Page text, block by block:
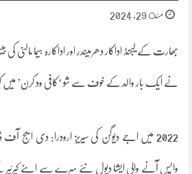
مئ 29, 2024
بھارت کے لیجنڈ اداکار دھرمیندر اور اداکارہ ہیما مالنی
نے ایک بار والد کے خوف سے شو ‘کافی ود کرن’ میں کرتا
2022 میں اجے دیوگن کی سیریز ارودرا: دی ایج
واپس آنے والی ایشا دیول نئے سرے سے اپنے کیرئیر